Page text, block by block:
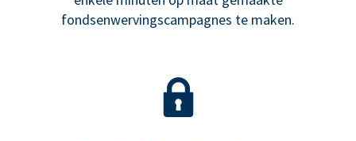
fondsenwervingscampagnes te maken.